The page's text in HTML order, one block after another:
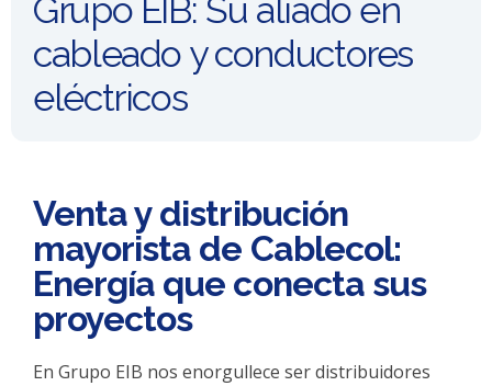
Grupo EIB: Su aliado en
cableado y conductores
eléctricos
Venta y distribución
mayorista de Cablecol:
Energía que conecta sus
proyectos
En Grupo EIB nos enorgullece ser distribuidores